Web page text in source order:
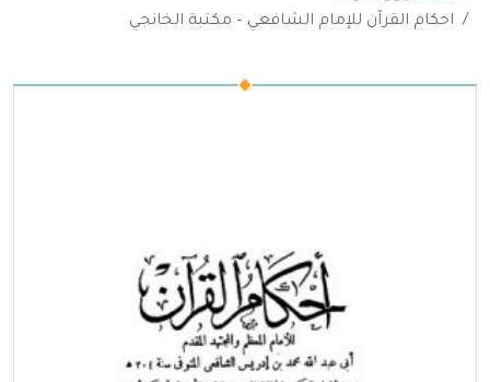
احكام القرآن للإمام الشافعي – مكتبة الخانجي